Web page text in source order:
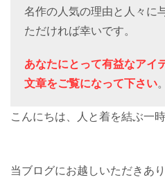
名作の人気の理由と人々に
ただければ幸いです。
あなたにとって有益なアイ
文章をご覧になって下さい。
こんにちは、人と着を結ぶ一
当ブログにお越しいただきあ